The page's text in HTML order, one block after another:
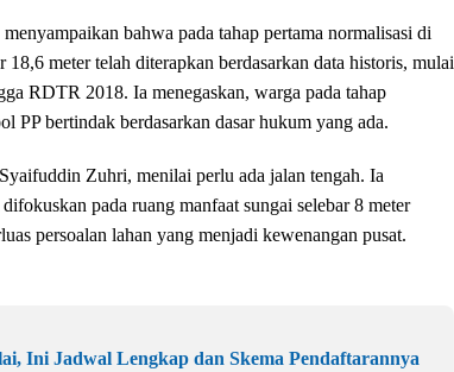
bahwa pada tahap pertama normalisasi di
meter telah diterapkan berdasarkan data historis, mulai
RDTR 2018. Ia menegaskan, warga pada tahap
PP bertindak berdasarkan dasar hukum yang ada.
Zuhri, menilai perlu ada jalan tengah. Ia
pada ruang manfaat sungai selebar 8 meter
persoalan lahan yang menjadi kewenangan pusat.
Ini Jadwal Lengkap dan Skema Pendaftarannya